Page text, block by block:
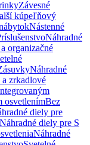
Závesné
kúpeľňový
Nástenné
Náhradné
organizačné
Náhradné
a zrkadlové
osvetlenímBez
diely pre
Náhradné diely pre S
Náhradné